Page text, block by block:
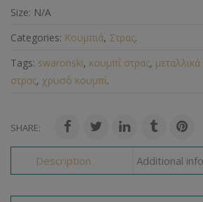
Size: N/A
Categories: Κουμπιά, Στρας.
Tags: swaronski, κουμπί στρας,
στρας, χρυσό κουμπί.
SHARE:
Description Additional